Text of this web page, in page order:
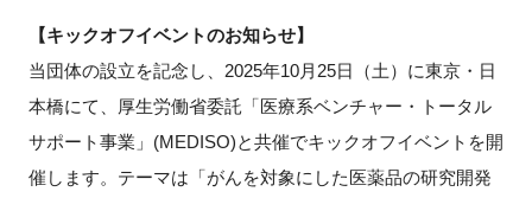
【キックオフイベントのお知らせ】
当団体の設立を記念し、2025年10月25日（土）に東京・日
本橋にて、厚生労働省委託「医療系ベンチャー・トータル
サポート事業」(MEDISO)と共催でキックオフイベントを開
催します。テーマは「がんを対象にした医薬品の研究開発